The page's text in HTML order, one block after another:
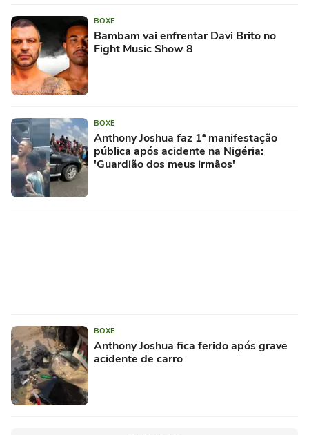
BOXE
Bambam vai enfrentar Davi Brito no
Fight Music Show 8
BOXE
Anthony Joshua faz 1ª manifestação
pública após acidente na Nigéria:
'Guardião dos meus irmãos'
BOXE
Anthony Joshua fica ferido após grave
acidente de carro